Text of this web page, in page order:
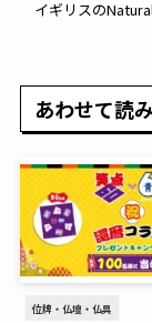
イギリスの
あわせて読
位牌・仏壇・仏具